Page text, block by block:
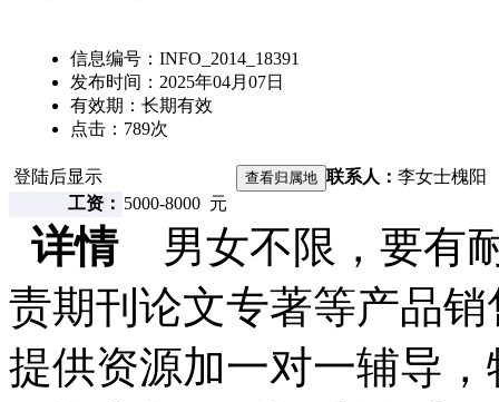
信息编号： INFO_2014_18391
发布时间： 2025年04月07日
有效期： 长期有效
点击： 789次
登陆后显示 联系人： 李女士槐阳
工资： 5000-8000 元
详情
男女不限，要有
责期刊论文专著等产品
提供资源加一对一辅导